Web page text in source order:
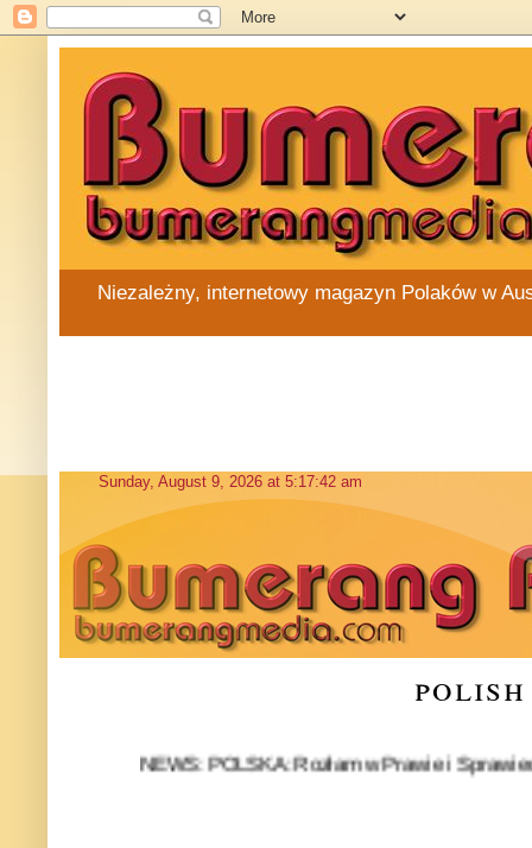
Niezależny, internetowy magazyn Polaków w
NEWS: POLSKA: Rozłam w Prawie i